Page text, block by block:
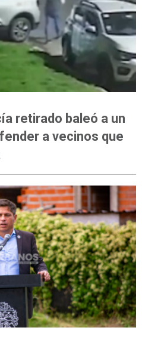
retirado baleó a un
a vecinos que